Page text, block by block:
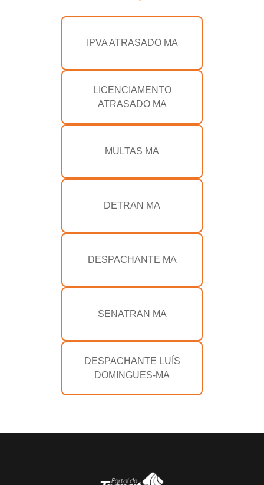
IPVA ATRASADO MA
LICENCIAMENTO
ATRASADO MA
MULTAS MA
DETRAN MA
DESPACHANTE MA
SENATRAN MA
DESPACHANTE LUÍS
DOMINGUES-MA